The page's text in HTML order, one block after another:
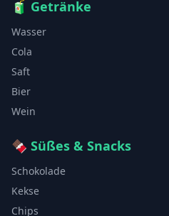
🧃 Getränke
Wasser
Cola
Saft
Bier
Wein
🍫 Süßes & Snacks
Schokolade
Kekse
Chips